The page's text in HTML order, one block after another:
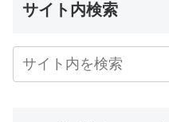
サイト内検索